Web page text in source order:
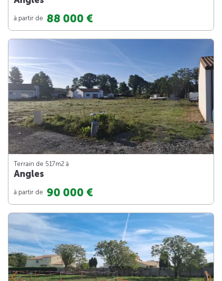
à partir de 88 000 €
Terrain de 517m2 à
Angles
à partir de 90 000 €